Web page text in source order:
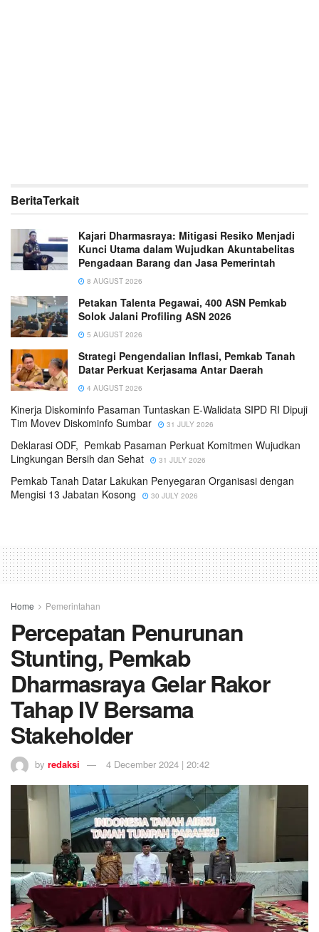
BeritaTerkait
Kajari Dharmasraya: Mitigasi Resiko Menjadi
Kunci Utama dalam Wujudkan Akuntabelitas
Pengadaan Barang dan Jasa Pemerintah
8 AUGUST 2026
Petakan Talenta Pegawai, 400 ASN Pemkab
Solok Jalani Profiling ASN 2026
5 AUGUST 2026
Strategi Pengendalian Inflasi, Pemkab Tanah
Datar Perkuat Kerjasama Antar Daerah
4 AUGUST 2026
Kinerja Diskominfo Pasaman Tuntaskan E-Walidata SIPD RI Dipuji
Tim Movev Diskominfo Sumbar
31 JULY 2026
Deklarasi ODF, Pemkab Pasaman Perkuat Komitmen Wujudkan
Lingkungan Bersih dan Sehat
31 JULY 2026
Pemkab Tanah Datar Lakukan Penyegaran Organisasi dengan
Mengisi 13 Jabatan Kosong
30 JULY 2026
Home Pemerintahan
Percepatan Penurunan
Stunting, Pemkab
Dharmasraya Gelar Rakor
Tahap IV Bersama
Stakeholder
by redaksi 4 December 2024 | 20:42